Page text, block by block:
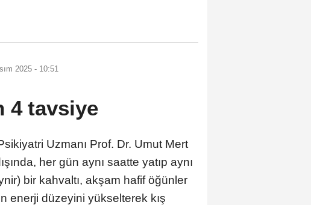
2025 - 10:51
4 tavsiye
Uzmanı Prof. Dr. Umut Mert
her gün aynı saatte yatıp aynı
bir kahvaltı, akşam hafif öğünler
enerji düzeyini yükselterek kış